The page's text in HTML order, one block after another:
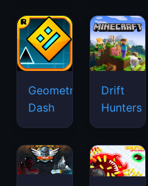
Geometry
Dash
Drift
Hunters